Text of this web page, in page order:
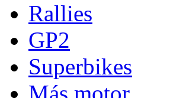
Rallies
GP2
Superbikes